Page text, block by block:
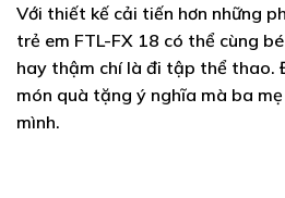
Với thiết kế cải tiến hơn những
trẻ em FTL-FX 18 có thể cùng
hay thậm chí là đi tập thể thao.
món quà tặng ý nghĩa mà ba
mình.